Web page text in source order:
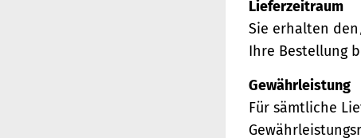
Lieferzeitraum
Sie erhalten
Ihre Bestellung
Gewährleistung
Für sämtliche